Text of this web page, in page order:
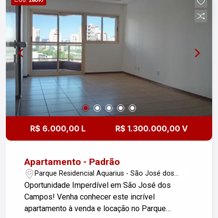
completo O Condomínio conta com área de lazer
com piscina adulto e infantil, quadra
poliesportiva, churrasqueira, playground, salão de
festas e academia.
R$ 6.000,00 L R$ 1.300.000,00 V
Apartamento - Padrão
Parque Residencial Aquarius - São José dos
Campos/SP
Oportunidade Imperdível em São José dos
Campos! Venha conhecer este incrível
apartamento à venda e locação no Parque